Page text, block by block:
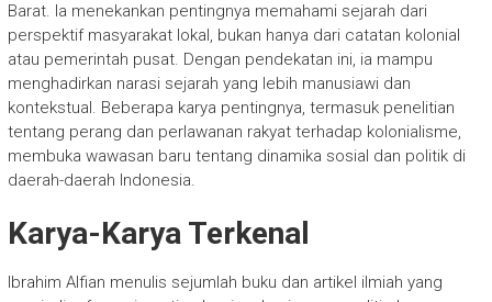
Barat. Ia menekankan pentingnya memahami sejarah dari
perspektif masyarakat lokal, bukan hanya dari catatan kolonial
atau pemerintah pusat. Dengan pendekatan ini, ia mampu
menghadirkan narasi sejarah yang lebih manusiawi dan
kontekstual. Beberapa karya pentingnya, termasuk penelitian
tentang perang dan perlawanan rakyat terhadap kolonialisme,
membuka wawasan baru tentang dinamika sosial dan politik di
daerah-daerah Indonesia.
Karya-Karya Terkenal
Ibrahim Alfian menulis sejumlah buku dan artikel ilmiah yang